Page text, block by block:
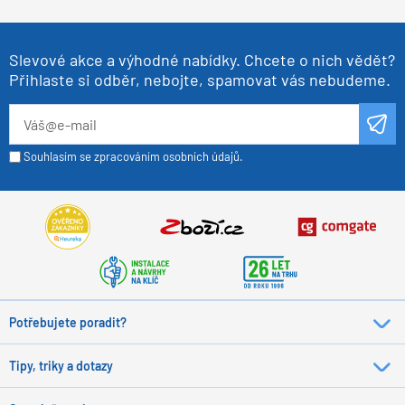
Slevové akce a výhodné nabídky. Chcete o nich vědět?
Přihlaste si odběr, nebojte, spamovat vás nebudeme.
Souhlasím se zpracováním osobních údajů.
Potřebujete poradit?
Tipy, triky a dotazy